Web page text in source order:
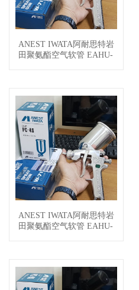
查看详情
ANEST IWATA阿耐思特岩
田聚氨酯空气软管 EAHU-
查看详情
ANEST IWATA阿耐思特岩
田聚氨酯空气软管 EAHU-